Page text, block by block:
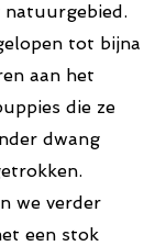
natuurgebied.
tot bijna
aan het
die ze
dwang
we verder
een stok